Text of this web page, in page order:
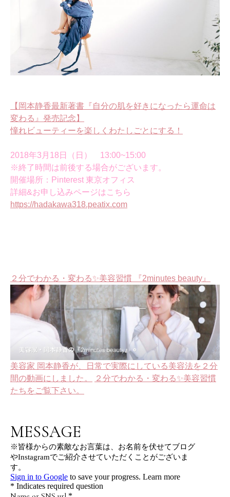
【岡本静香最新著書『自分の肌を好きになったら運命は
変わる』発売記念】
憧れビューティーを楽しくわたしごとにする！
2018年3月18日（日） 13:00~15:00
※終了時間は前後する場合がございます。
開催場所：Pinterest 東京オフィス
詳細&お申し込みページはこちら
https://hadakawa318.peatix.com
２分でわかる・変わる✨美容習慣 『2minutes beauty』
美容家 岡本静香が、日常で実際にしている美容法を２分
間の動画にしました。
２分でわかる・変わる✨美容習慣
たちをご覧下さい。